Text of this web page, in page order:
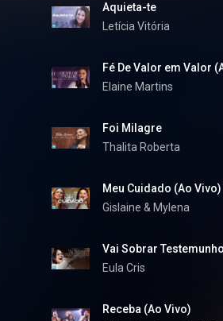
Aquieta-te
Letícia Vitória
Fé De Valor em Valor
Elaine Martins
Foi Milagre
Thalita Roberta
Meu Cuidado (Ao Vivo)
Gislaine & Mylena
Vai Sobrar
Eula Cris
Receba (Ao Vivo)